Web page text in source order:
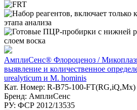
АмплиСенс® Флороценоз /
выявление и количественное
urealyticum и M. hominis
Кат. Номер: R-B75-100-FT(RG,iQ,Mx)
Бренд: АмплиСенс
РУ: ФСР 2012/13535